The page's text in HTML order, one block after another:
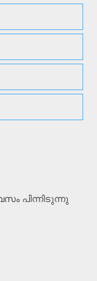
പിന്നിടുന്നു